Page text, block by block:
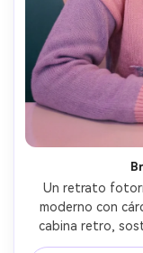
Un retrato
moderno con
cabina retro,
crema y